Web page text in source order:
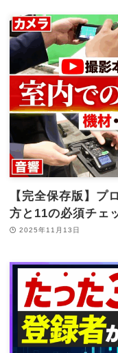
【完全保存版】プ
方と11の必須チェ
2025年11月13日